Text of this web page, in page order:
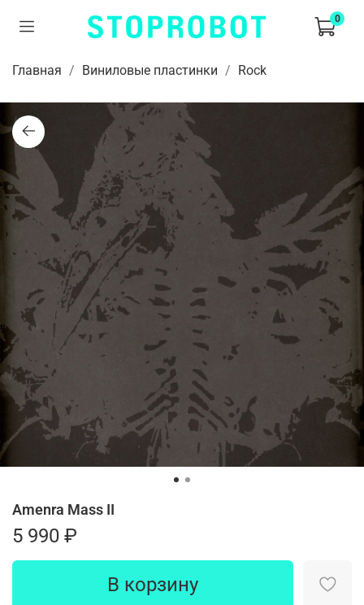
0
Главная Виниловые пластинки Rock
Amenra Mass II
5 990 ₽
В корзину